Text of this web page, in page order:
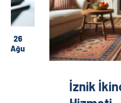
İznik İkinci El